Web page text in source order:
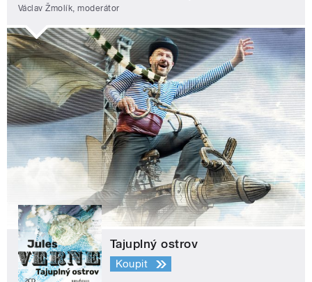
Václav Žmolík, moderátor
Tajuplný ostrov
Koupit